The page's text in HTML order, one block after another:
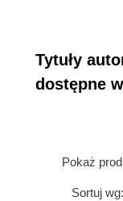
E-marketing w
Wskaźników
technologii
Tytuły
dostępne
Pokaż
Sortuj wg: